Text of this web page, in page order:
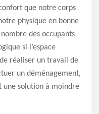
que notre corps
physique en bonne
des occupants
si l’espace
réaliser un travail de
un déménagement,
une solution à moindre